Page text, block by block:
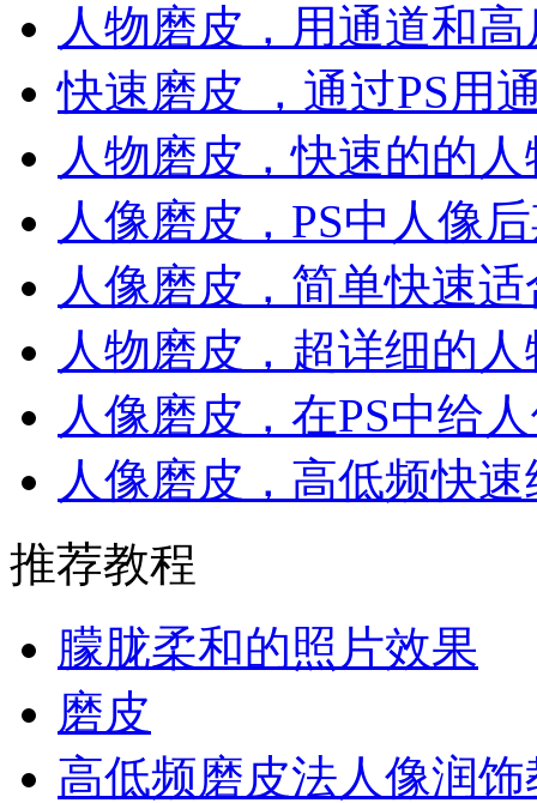
人物磨皮，用通道和
快速磨皮 ，通过PS用
人物磨皮，快速的的
人像磨皮，PS中人像
人像磨皮，简单快速
人物磨皮，超详细的
人像磨皮，在PS中给
人像磨皮，高低频快
推荐教程
朦胧柔和的照片效果
磨皮
高低频磨皮法人像润饰